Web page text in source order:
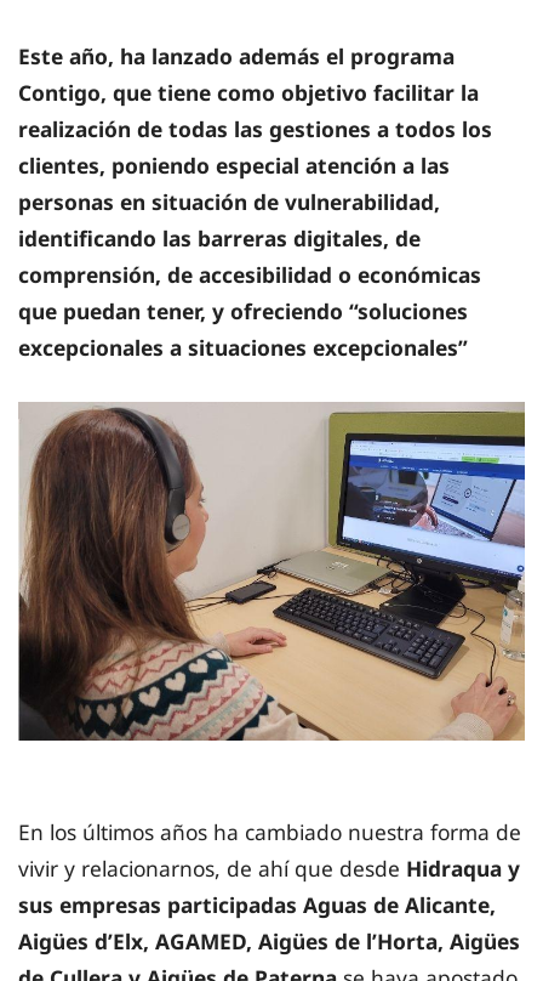
Este año, ha lanzado además el programa
Contigo, que tiene como objetivo facilitar la
realización de todas las gestiones a todos los
clientes, poniendo especial atención a las
personas en situación de vulnerabilidad,
identificando las barreras digitales, de
comprensión, de accesibilidad o económicas
que puedan tener, y ofreciendo “soluciones
excepcionales a situaciones excepcionales”
En los últimos años ha cambiado nuestra forma de
vivir y relacionarnos, de ahí que desde Hidraqua y
sus empresas participadas Aguas de Alicante,
Aigües d’Elx, AGAMED, Aigües de l’Horta, Aigües